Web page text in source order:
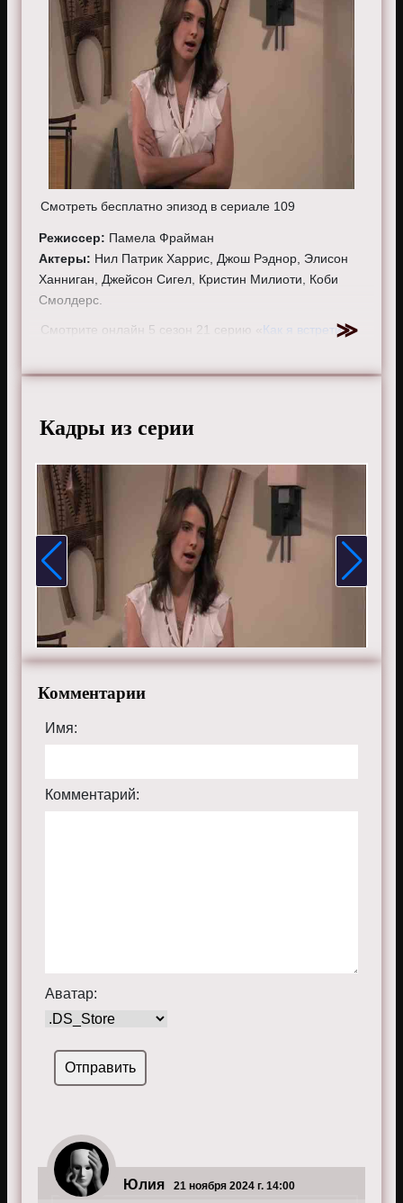
Смотреть бесплатно эпизод в сериале 109
Режиссер: Памела Фрайман
Актеры: Нил Патрик Харрис, Джош Рэднор, Элисон
Ханниган, Джейсон Сигел, Кристин Милиоти, Коби
Смолдерс.
Смотрите онлайн 5 сезон 21 серию « Как я встретил
телефоне, планшете, пк или телевизоре на сайте
Кадры из серии
Комментарии
Имя:
Комментарий:
Аватар:
Юлия 21 ноября 2024 г. 14:00